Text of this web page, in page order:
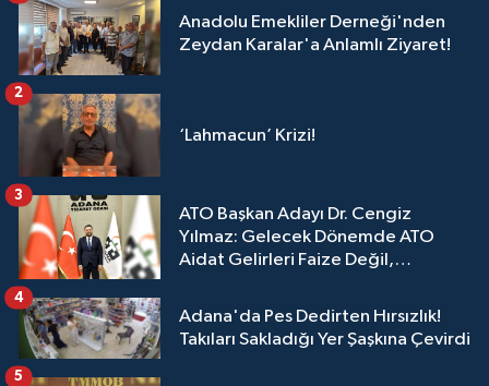
Anadolu Emekliler Derneği'nden
Zeydan Karalar'a Anlamlı Ziyaret!
‘Lahmacun’ Krizi!
2
ATO Başkan Adayı Dr. Cengiz
Yılmaz: Gelecek Dönemde ATO
Aidat Gelirleri Faize Değil,
3
Adana'da Pes Dedirten Hırsızlık!
Takıları Sakladığı Yer Şaşkına Çevirdi
4
5